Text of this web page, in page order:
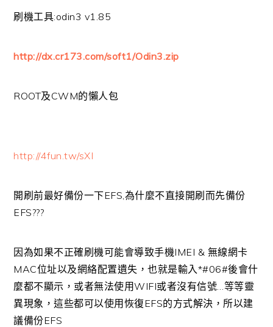
刷機工具:odin3 v1.85
http://dx.cr173.com/soft1/Odin3.zip
ROOT及CWM的懶人包
http://4fun.tw/sXI
開刷前最好備份一下EFS,為什麼不直接開刷而先備份
EFS???
因為如果不正確刷機可能會導致手機IMEI & 無線網卡
MAC位址以及網絡配置遺失，也就是輸入*#06#後會什
麼都不顯示，或者無法使用WIFI或者沒有信號…等等靈
異現象，這些都可以使用恢復EFS的方式解決，所以建
議備份EFS